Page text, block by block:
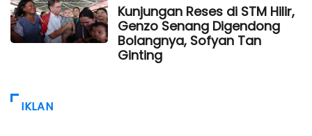
Kunjungan Reses di STM Hilir,
Genzo Senang Digendong
Bolangnya, Sofyan Tan
Ginting
IKLAN